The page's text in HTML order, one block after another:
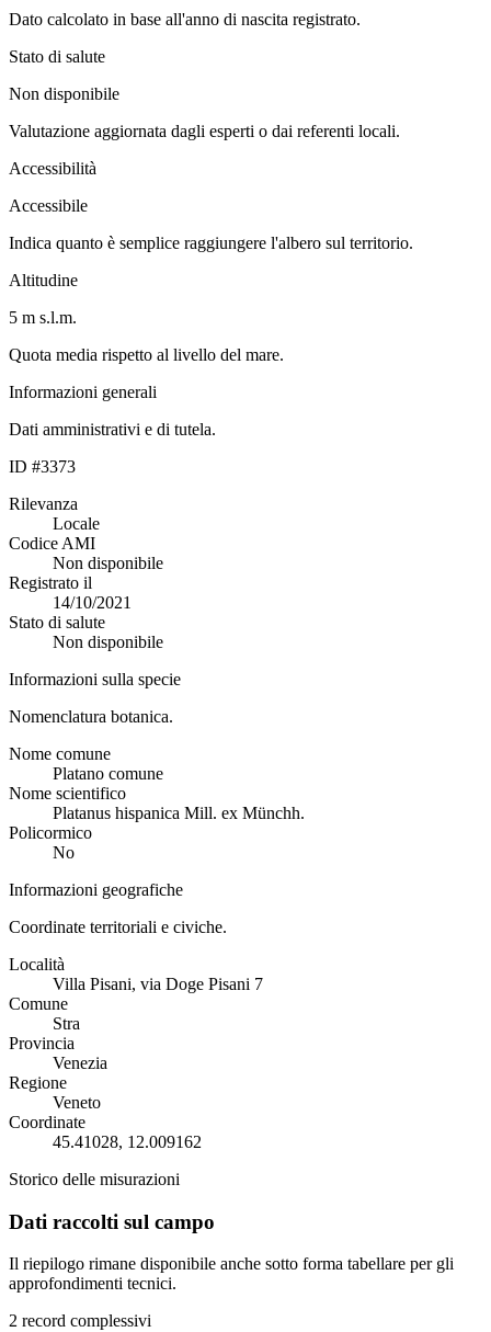
Dato calcolato in base all'anno di nascita registrato.
Stato di salute
Non disponibile
Valutazione aggiornata dagli esperti o dai referenti locali.
Accessibilità
Accessibile
Indica quanto è semplice raggiungere l'albero sul territorio.
Altitudine
5 m s.l.m.
Quota media rispetto al livello del mare.
Informazioni generali
Dati amministrativi e di tutela.
ID #3373
Rilevanza
Locale
Codice AMI
Non disponibile
Registrato il
14/10/2021
Stato di salute
Non disponibile
Informazioni sulla specie
Nomenclatura botanica.
Nome comune
Platano comune
Nome scientifico
Platanus hispanica Mill. ex Münchh.
Policormico
No
Informazioni geografiche
Coordinate territoriali e civiche.
Località
Villa Pisani, via Doge Pisani 7
Comune
Stra
Provincia
Venezia
Regione
Veneto
Coordinate
45.41028, 12.009162
Storico delle misurazioni
Dati raccolti sul campo
Il riepilogo rimane disponibile anche sotto forma tabellare per gli
approfondimenti tecnici.
2 record complessivi